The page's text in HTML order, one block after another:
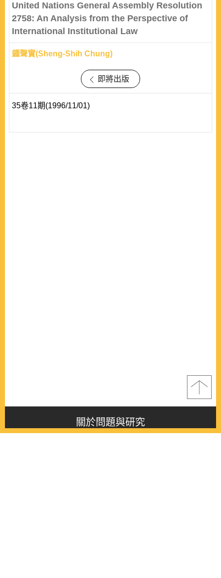
United Nations General Assembly Resolution
2758: An Analysis from the Perspective of
International Institutional Law
鍾聲實(Sheng-Shih Chung)
即將出版
35卷11期(1996/11/01)
關於問題與研究
About this journal